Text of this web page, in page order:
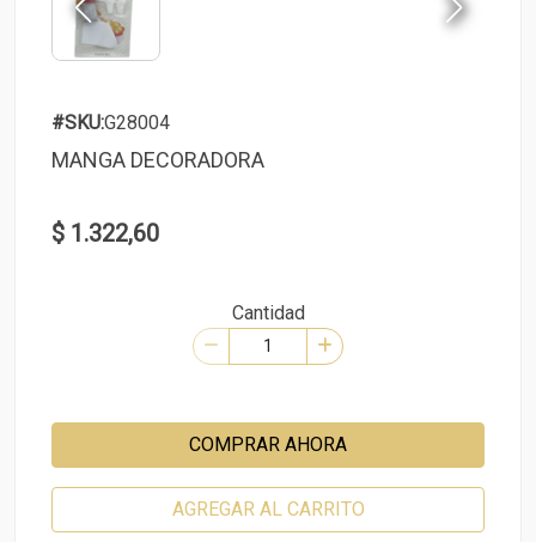
#SKU:G28004
MANGA DECORADORA
$ 1.322,60
Cantidad
COMPRAR AHORA
AGREGAR AL CARRITO